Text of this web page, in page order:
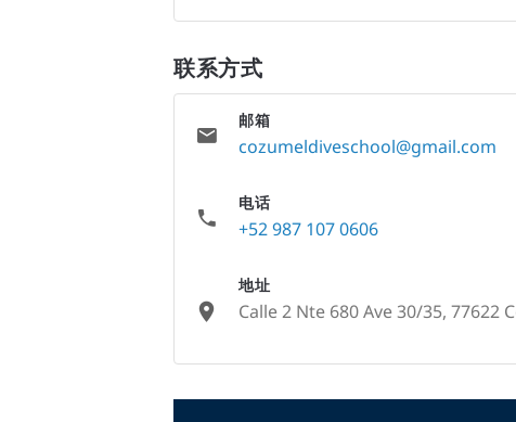
联系方式
邮箱
cozumeldiveschool@gmail.com
电话
+52 987 107 0606
地址
Calle 2 Nte 680 Ave 30/35, 77622